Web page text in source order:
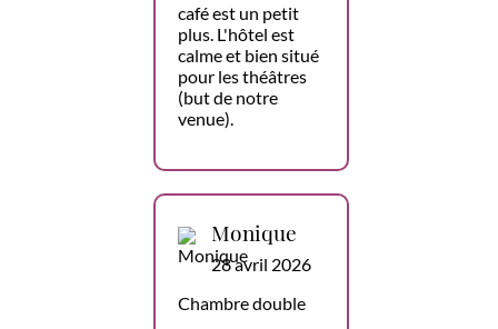
café est un petit
plus. L'hôtel est
calme et bien situé
pour les théâtres
(but de notre
venue).
Monique
28 avril 2026
Chambre double